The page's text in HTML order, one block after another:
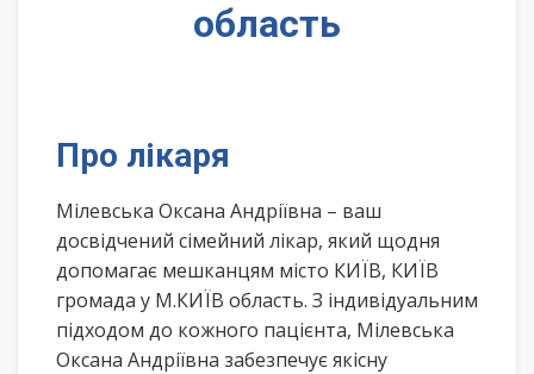
область
Про лікаря
Мілевська Оксана Андріївна – ваш
досвідчений сімейний лікар, який щодня
допомагає мешканцям місто КИЇВ, КИЇВ
громада у М.КИЇВ область. З індивідуальним
підходом до кожного пацієнта, Мілевська
Оксана Андріївна забезпечує якісну